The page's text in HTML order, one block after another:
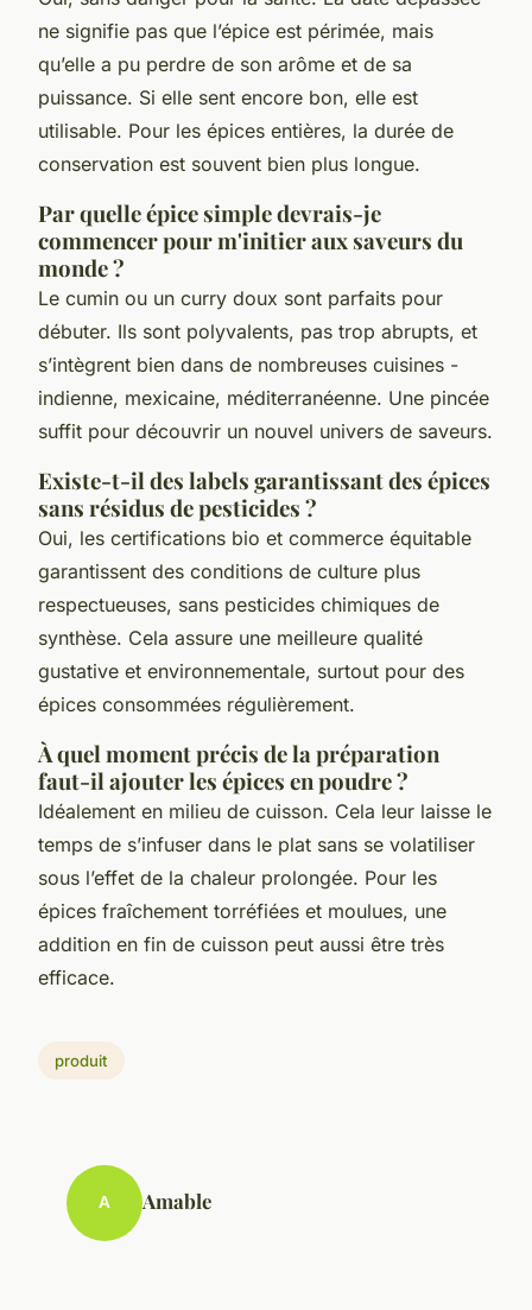
ne signifie pas que l’épice est périmée, mais
qu’elle a pu perdre de son arôme et de sa
puissance. Si elle sent encore bon, elle est
utilisable. Pour les épices entières, la durée de
conservation est souvent bien plus longue.
Par quelle épice simple devrais-je
commencer pour m'initier aux saveurs du
monde ?
Le cumin ou un curry doux sont parfaits pour
débuter. Ils sont polyvalents, pas trop abrupts, et
s’intègrent bien dans de nombreuses cuisines -
indienne, mexicaine, méditerranéenne. Une pincée
suffit pour découvrir un nouvel univers de saveurs.
Existe-t-il des labels garantissant des épices
sans résidus de pesticides ?
Oui, les certifications bio et commerce équitable
garantissent des conditions de culture plus
respectueuses, sans pesticides chimiques de
synthèse. Cela assure une meilleure qualité
gustative et environnementale, surtout pour des
épices consommées régulièrement.
À quel moment précis de la préparation
faut-il ajouter les épices en poudre ?
Idéalement en milieu de cuisson. Cela leur laisse le
temps de s’infuser dans le plat sans se volatiliser
sous l’effet de la chaleur prolongée. Pour les
épices fraîchement torréfiées et moulues, une
addition en fin de cuisson peut aussi être très
efficace.
produit
A Amable